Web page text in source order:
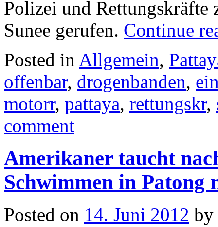
Polizei und Rettungskräfte
Sunee gerufen. Continue
Posted in Allgemein,
offenbar, drogenbanden,
motorr, pattaya, rettungskr,
comment
Amerikaner taucht
Schwimmen in Patong
Posted on 14. Juni 2012 by